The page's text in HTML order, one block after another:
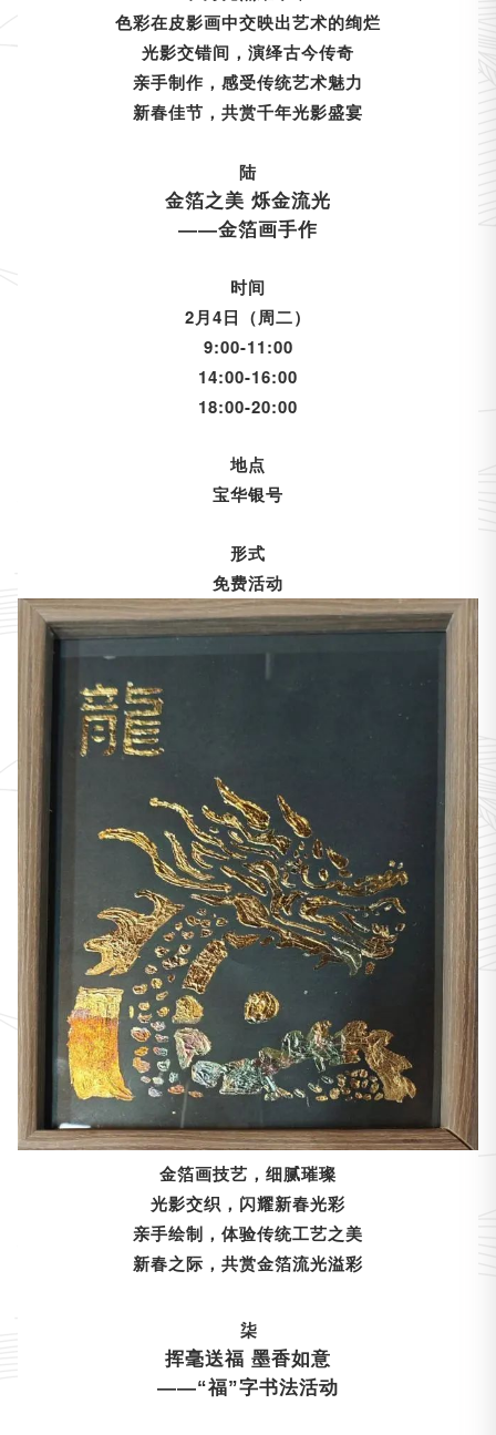
色彩在皮影画中交映出艺术的绚烂
光影交错间，演绎古今传奇
亲手制作，感受传统艺术魅力
新春佳节，共赏千年光影盛宴
陆
金箔之美 烁金流光
——金箔画手作
时间
2月4日（周二）
9:00-11:00
14:00-16:00
18:00-20:00
地点
宝华银号
形式
免费活动
金箔画技艺，细腻璀璨
光影交织，闪耀新春光彩
亲手绘制，体验传统工艺之美
新春之际，共赏金箔流光溢彩
柒
挥毫送福 墨香如意
——“福”字书法活动